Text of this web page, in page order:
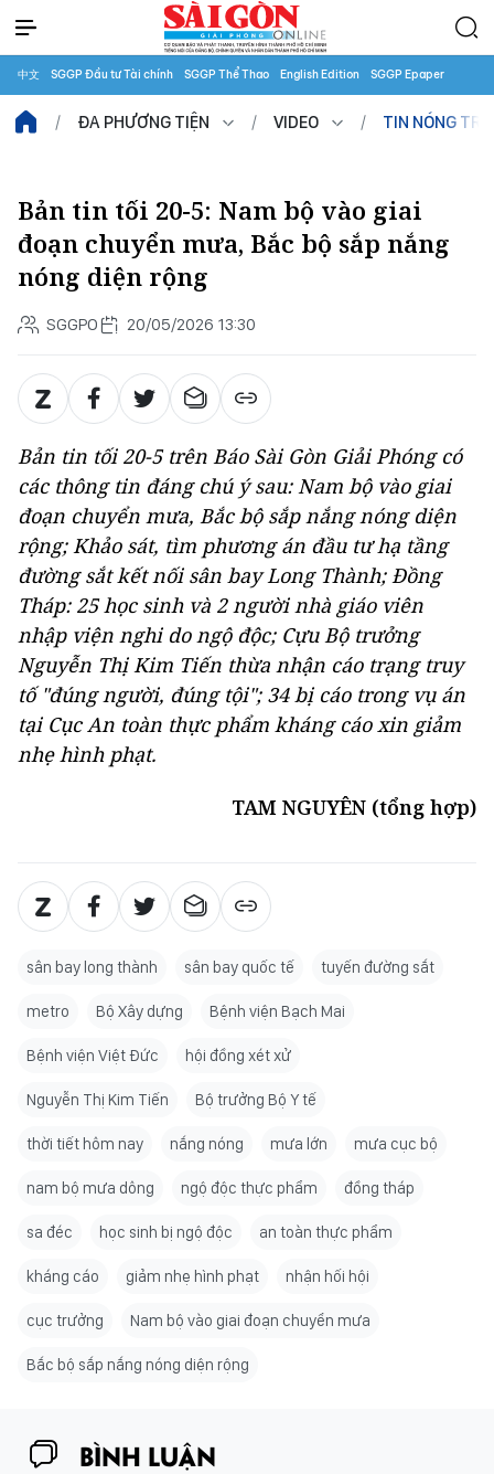
中文 SGGP Đầu tư Tài chính SGGP Thể Thao English Edition SGGP Epaper
ĐA PHƯƠNG TIỆN VIDEO TIN NÓNG
Bản tin tối 20-5: Nam bộ vào giai
đoạn chuyển mưa, Bắc bộ sắp nắng
nóng diện rộng
SGGPO 20/05/2026 13:30
Bản tin tối 20-5 trên Báo Sài Gòn Giải Phóng có
các thông tin đáng chú ý sau: Nam bộ vào giai
đoạn chuyển mưa, Bắc bộ sắp nắng nóng diện
rộng; Khảo sát, tìm phương án đầu tư hạ tầng
đường sắt kết nối sân bay Long Thành; Đồng
Tháp: 25 học sinh và 2 người nhà giáo viên
nhập viện nghi do ngộ độc; Cựu Bộ trưởng
Nguyễn Thị Kim Tiến thừa nhận cáo trạng truy
tố "đúng người, đúng tội"; 34 bị cáo trong vụ án
tại Cục An toàn thực phẩm kháng cáo xin giảm
nhẹ hình phạt.
TAM NGUYÊN (tổng hợp)
sân bay long thành sân bay quốc tế tuyến đường sắt
metro Bộ Xây dựng Bệnh viện Bạch Mai
Bệnh viện Việt Đức hội đồng xét xử
Nguyễn Thị Kim Tiến Bộ trưởng Bộ Y tế
thời tiết hôm nay nắng nóng mưa lớn mưa cục bộ
nam bộ mưa dông ngộ độc thực phẩm đồng tháp
sa đéc học sinh bị ngộ độc an toàn thực phẩm
kháng cáo giảm nhẹ hình phạt nhận hối hội
cục trưởng Nam bộ vào giai đoạn chuyển mưa
Bắc bộ sắp nắng nóng diện rộng
BÌNH LUẬN